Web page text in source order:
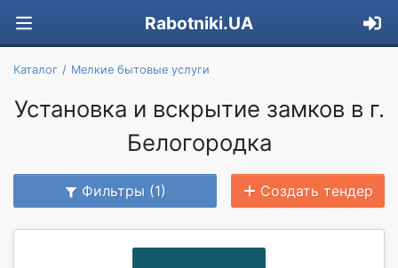
Rabotniki.UA
Каталог Мелкие бытовые услуги
Установка и вскрытие замков в г.
Белогородка
Фильтры (1) Создать тендер